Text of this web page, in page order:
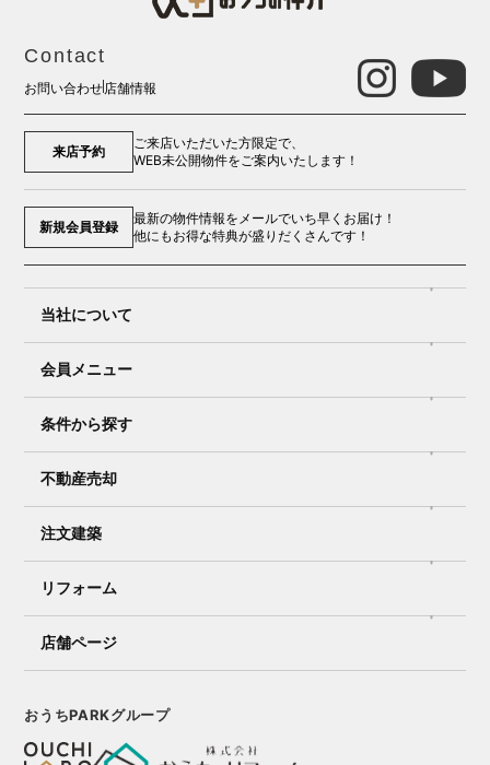
Contact
お問い合わせ店舗情報
来店予約
ご来店いただいた方限定で、
WEB未公開物件をご案内いたします！
新規会員登録
最新の物件情報をメールでいち早くお届け！
他にもお得な特典が盛りだくさんです！
当社について
会員メニュー
条件から探す
不動産売却
注文建築
リフォーム
店舗ページ
おうちPARKグループ